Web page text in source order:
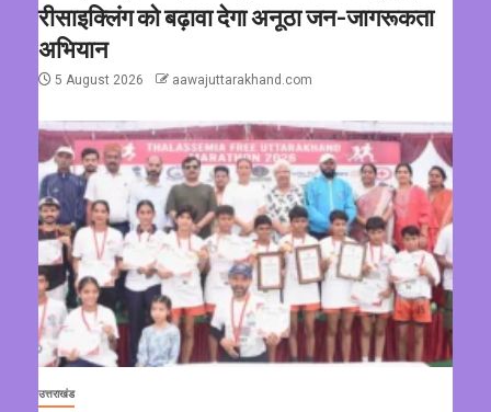
रीसाइक्लिंग को बढ़ावा देगा अनूठा जन-जागरूकता
अभियान
5 August 2026 aawajuttarakhand.com
उत्तराखंड